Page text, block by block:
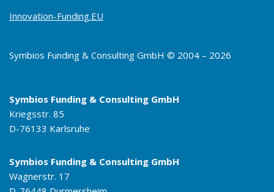
Innovation-Funding.EU
Symbios Funding & Consulting GmbH © 2004 – 2026
Symbios Funding & Consulting GmbH
Kriegsstr. 85
D-76133 Karlsruhe
Symbios Funding & Consulting GmbH
Wagnerstr. 17